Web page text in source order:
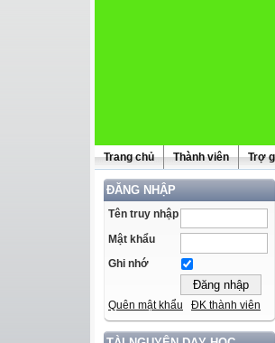
Trang chủ Thành viên Trợ
ĐĂNG NHẬP
Tên truy nhập
Mật khẩu
Ghi nhớ
Quên mật khẩu ĐK thành viên